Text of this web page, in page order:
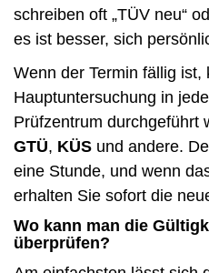
schreiben oft „TÜV neu“
es ist besser, sich
Wenn der Termin fällig ist,
Hauptuntersuchung in
Prüfzentrum durchgeführt
GTÜ, KÜS und andere.
eine Stunde, und wenn
erhalten Sie sofort die
Wo kann man die
überprüfen?